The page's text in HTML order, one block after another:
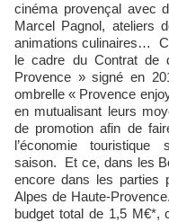
cinéma provençal avec
Marcel Pagnol, ateliers
animations culinaires…
le cadre du Contrat de
Provence » signé en
ombrelle « Provence
en mutualisant leurs
de promotion afin de
l’économie
saison. Et ce, dans les
encore dans les parties
Alpes de Haute-
budget total de 1,5 M€*,